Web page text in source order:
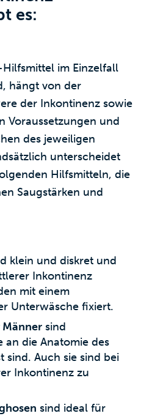
es:
im Einzelfall
hängt von der
der Inkontinenz sowie
Voraussetzungen und
des jeweiligen
unterscheidet
Hilfsmitteln, die
Saugstärken und
klein und diskret und
Inkontinenz
mit einem
Unterwäsche fixiert.
sind
an die Anatomie des
sind. Auch sie sind bei
Inkontinenz zu
sind ideal für